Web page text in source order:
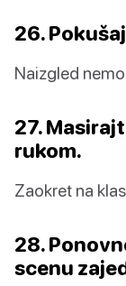
26.
Naizgled
27.
rukom.
Zaokret na
28.
scenu